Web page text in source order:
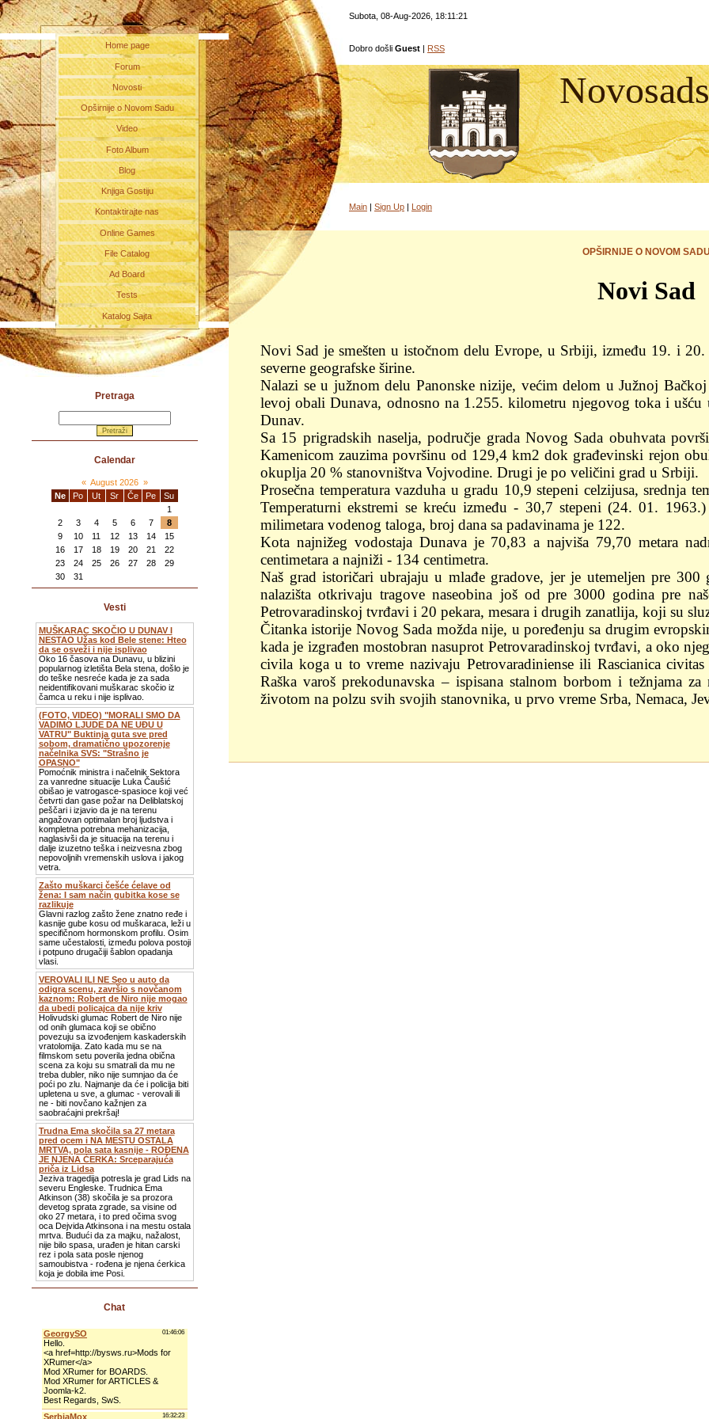
Home page
Forum
Novosti
Opširnije o Novom Sadu
Video
Foto Album
Blog
Knjiga Gostiju
Kontaktirajte nas
Online Games
File Catalog
Ad Board
Tests
Katalog Sajta
Pretraga
Calendar
« August 2026 »
Ne
Po Ut Sr Če Pe
Su
1
2
3 4 5 6 7
8
9
10 11 12 13 14
15
16
17 18 19 20 21
22
23
24 25 26 27 28
29
30
31
Vesti
MUŠKARAC SKOČIO U DUNAV I
NESTAO Užas kod Bele stene: Hteo
da se osveži i nije isplivao
Oko 16 časova na Dunavu, u blizini
popularnog izletišta Bela stena, došlo je
do teške nesreće kada je za sada
neidentifikovani muškarac skočio iz
čamca u reku i nije isplivao.
(FOTO, VIDEO) "MORALI SMO DA
VADIMO LJUDE DA NE UĐU U
VATRU" Buktinja guta sve pred
sobom, dramatično upozorenje
načelnika SVS: "Strašno je
OPASNO"
Pomoćnik ministra i načelnik Sektora
za vanredne situacije Luka Čaušić
obišao je vatrogasce-spasioce koji već
četvrti dan gase požar na Deliblatskoj
peščari i izjavio da je na terenu
angažovan optimalan broj ljudstva i
kompletna potrebna mehanizacija,
naglasivši da je situacija na terenu i
dalje izuzetno teška i neizvesna zbog
nepovoljnih vremenskih uslova i jakog
vetra.
Zašto muškarci češće ćelave od
žena: I sam način gubitka kose se
razlikuje
Glavni razlog zašto žene znatno ređe i
kasnije gube kosu od muškaraca, leži u
specifičnom hormonskom profilu. Osim
same učestalosti, između polova postoji
i potpuno drugačiji šablon opadanja
vlasi.
VEROVALI ILI NE Seo u auto da
odigra scenu, završio s novčanom
kaznom: Robert de Niro nije mogao
da ubedi policajca da nije kriv
Holivudski glumac Robert de Niro nije
od onih glumaca koji se obično
povezuju sa izvođenjem kaskaderskih
vratolomija. Zato kada mu se na
filmskom setu poverila jedna obična
scena za koju su smatrali da mu ne
treba dubler, niko nije sumnjao da će
poći po zlu. Najmanje da će i policija biti
upletena u sve, a glumac - verovali ili
ne - biti novčano kažnjen za
saobraćajni prekršaj!
Trudna Ema skočila sa 27 metara
pred ocem i NA MESTU OSTALA
MRTVA, pola sata kasnije - ROĐENA
JE NJENA ĆERKA: Srceparajuća
priča iz Lidsa
Jeziva tragedija potresla je grad Lids na
severu Engleske. Trudnica Ema
Atkinson (38) skočila je sa prozora
devetog sprata zgrade, sa visine od
oko 27 metara, i to pred očima svog
oca Dejvida Atkinsona i na mestu ostala
mrtva. Budući da za majku, nažalost,
nije bilo spasa, urađen je hitan carski
rez i pola sata posle njenog
samoubistva - rođena je njena ćerkica
koja je dobila ime Posi.
Chat
Subota, 08-Aug-2026, 18:11:21
Dobro došli Guest | RSS
Main | Sign Up | Login
OPŠIRNIJE O NOVOM SADU
Novi Sad
Novi Sad je smešten u istočnom delu Evrope, u Srbiji, između 19. i 20.
severne geografske širine.
Nalazi se u južnom delu Panonske nizije, većim delom u Južnoj
levoj obali Dunava, odnosno na 1.255. kilometru njegovog toka i
Dunav.
Sa 15 prigradskih naselja, područje grada Novog Sada obuhvata
Kamenicom zauzima površinu od 129,4 km2 dok građevinski rejon
okuplja 20 % stanovništva Vojvodine. Drugi je po veličini grad u Srbiji.
Prosečna temperatura vazduha u gradu 10,9 stepeni celzijusa, srednja
Temperaturni ekstremi se kreću između - 30,7 stepeni (24. 01.
milimetara vodenog taloga, broj dana sa padavinama je 122.
Kota najnižeg vodostaja Dunava je 70,83 a najviša 79,70 metara
centimetara a najniži - 134 centimetra.
Naš grad istoričari ubrajaju u mlađe gradove, jer je utemeljen pre
nalazišta otkrivaju tragove naseobina još od pre 3000 godina pre
Petrovaradinskoj tvrđavi i 20 pekara, mesara i drugih zanatlija, koji su
Čitanka istorije Novog Sada možda nije, u poređenju sa drugim
kada je izgrađen mostobran nasuprot Petrovaradinskoj tvrđavi, a oko
civila koga u to vreme nazivaju Petrovaradiniense ili Rascianica
Raška varoš prekodunavska – ispisana stalnom borbom i težnjama
životom na polzu svih svojih stanovnika, u prvo vreme Srba, Nemaca,